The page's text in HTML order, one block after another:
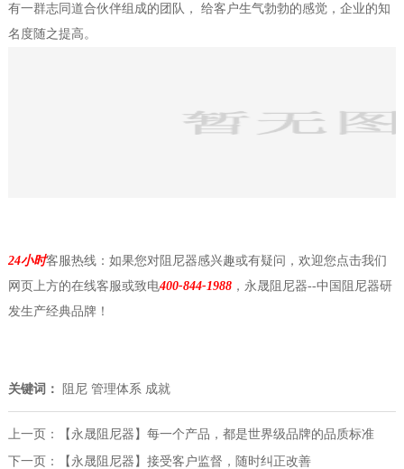
有一群志同道合伙伴组成的团队， 给客户生气勃勃的感觉，企业的知
名度随之提高。
24小时客服热线：如果您对阻尼器感兴趣或有疑问，欢迎您点击我们
网页上方的在线客服或致电400-844-1988，永晟阻尼器--中国阻尼器研
发生产经典品牌！
关键词： 阻尼 管理体系 成就
上一页：
【永晟阻尼器】每一个产品，都是世界级品牌的品质标准
下一页：
【永晟阻尼器】接受客户监督，随时纠正改善